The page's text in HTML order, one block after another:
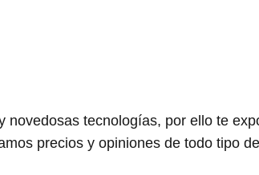
tecnologías, por ello te
precios y opiniones de todo tipo